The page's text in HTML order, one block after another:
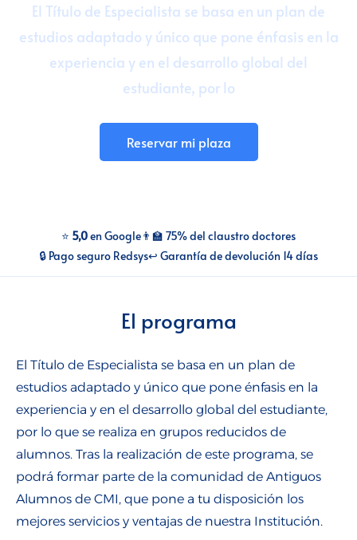
Doctorado
Talento para empresas
El Título de Especialista se basa en un plan de
estudios adaptado y único que pone énfasis en la
experiencia y en el desarrollo global del
estudiante, por lo
Reservar mi plaza
⭐ 5,0en Google👨‍🏫 75% del claustro doctores
🔒 Pago seguro Redsys↩️ Garantía de devolución 14 días
El programa
El Título de Especialista se basa en un plan de
estudios adaptado y único que pone énfasis en la
experiencia y en el desarrollo global del estudiante,
por lo que se realiza en grupos reducidos de
alumnos. Tras la realización de este programa, se
podrá formar parte de la comunidad de Antiguos
Alumnos de CMI, que pone a tu disposición los
mejores servicios y ventajas de nuestra Institución.